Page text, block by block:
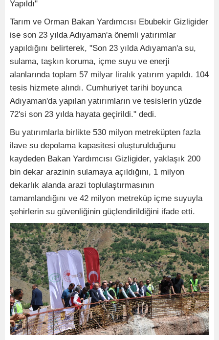
Yapıldı"
Tarım ve Orman Bakan Yardımcısı Ebubekir Gizligider
ise son 23 yılda Adıyaman'a önemli yatırımlar
yapıldığını belirterek, "Son 23 yılda Adıyaman'a su,
sulama, taşkın koruma, içme suyu ve enerji
alanlarında toplam 57 milyar liralık yatırım yapıldı. 104
tesis hizmete alındı. Cumhuriyet tarihi boyunca
Adıyaman'da yapılan yatırımların ve tesislerin yüzde
72'si son 23 yılda hayata geçirildi." dedi.
Bu yatırımlarla birlikte 530 milyon metreküpten fazla
ilave su depolama kapasitesi oluşturulduğunu
kaydeden Bakan Yardımcısı Gizligider, yaklaşık 200
bin dekar arazinin sulamaya açıldığını, 1 milyon
dekarlık alanda arazi toplulaştırmasının
tamamlandığını ve 42 milyon metreküp içme suyuyla
şehirlerin su güvenliğinin güçlendirildiğini ifade etti.